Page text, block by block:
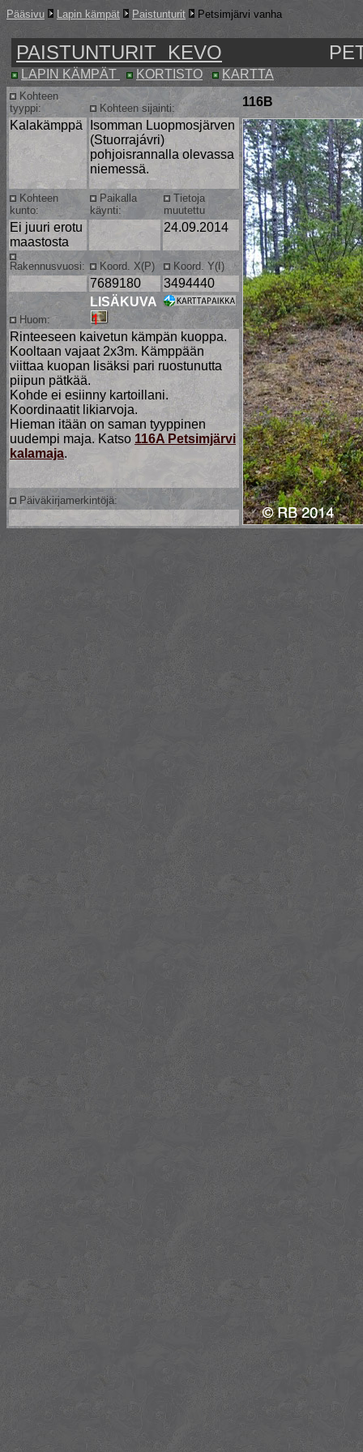
Pääsivu Lapin kämpät Paistunturit Petsimjärvi vanha
PAISTUNTURIT KEVO
LAPIN KÄMPÄT KORTISTO KARTTA
Kohteen
tyyppi:
Kohteen sijainti:
116B
Kalakämppä
Isomman Luopmosjärven
(Stuorrajávri)
pohjoisrannalla olevassa
niemessä.
Kohteen
kunto:
Paikalla
käynti:
Tietoja
muutettu
Ei juuri erotu
maastosta
24.09.2014
Rakennusvuosi: Koord. X(P) Koord. Y(I)
7689180 3494440
Huom:
LISÄKUVA
Rinteeseen kaivetun kämpän kuoppa.
Kooltaan vajaat 2x3m. Kämppään
viittaa kuopan lisäksi pari ruostunutta
piipun pätkää.
Kohde ei esiinny kartoillani.
Koordinaatit likiarvoja.
Hieman itään on saman tyyppinen
uudempi maja. Katso 116A Petsimjärvi
kalamaja.
Päiväkirjamerkintöjä: